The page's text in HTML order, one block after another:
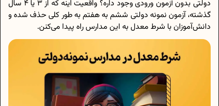
دولتی بدون آزمون ورودی وجود داره؟ واقعیت اینه که از ۳ یا ۴ سال
گذشته، آزمون نمونه دولتی ششم به هفتم به طور کلی حذف شده و
دانش‌آموزان با شرط معدل به این مدارس راه پیدا می‌کنن.